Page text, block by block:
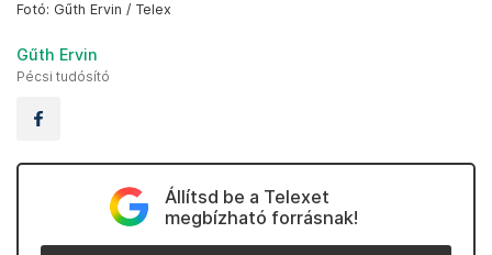
Fotó: Gűth Ervin / Telex
Gűth Ervin
Pécsi tudósító
Állítsd be a Telexet
megbízható forrásnak!